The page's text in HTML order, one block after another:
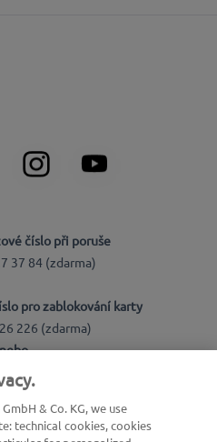
číslo při poruše
37 84 (zdarma)
pro zablokování karty
226 (zdarma)
nebo
509-666
republika:
& Co. KG, we use
technical cookies, cookies